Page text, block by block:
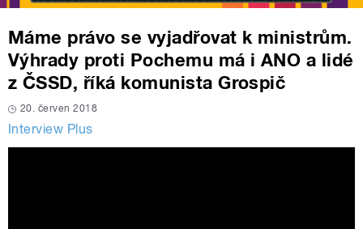
Máme právo se vyjadřovat k ministrům.
Výhrady proti Pochemu má i ANO a lidé
z ČSSD, říká komunista Grospič
20. červen 2018
Interview Plus